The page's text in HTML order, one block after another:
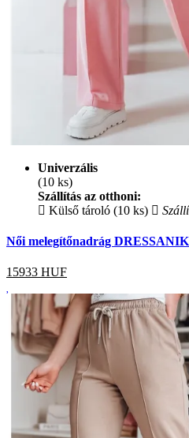
Univerzális
(10 ks)
Szállítás az otthoni:
Külső tároló (10 ks)
Női melegítőnadrág DRESSANIK
15933 HUF